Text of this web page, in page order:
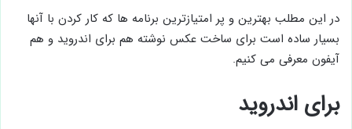
در این مطلب بهترین و پر امتیازترین برنامه ها که کار کردن با آنها
بسیار ساده است برای ساخت عکس نوشته هم برای اندروید و هم
آیفون معرفی می کنیم.
برای اندروید